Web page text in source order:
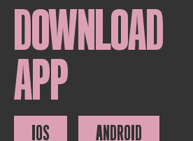
DOWNLOAD
APP
IOS ANDROID